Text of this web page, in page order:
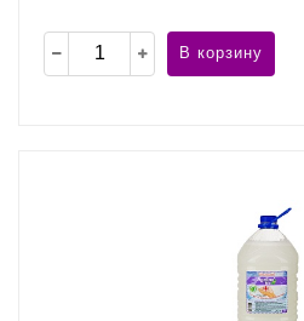
В корзину